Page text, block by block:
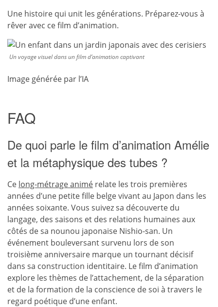
Une histoire qui unit les générations. Préparez-vous à
rêver avec ce film d’animation.
Un voyage visuel dans un film d’animation captivant
Image générée par l’IA
FAQ
De quoi parle le film d’animation Amélie
et la métaphysique des tubes ?
Ce long-métrage animé relate les trois premières
années d’une petite fille belge vivant au Japon dans les
années soixante. Vous suivez sa découverte du
langage, des saisons et des relations humaines aux
côtés de sa nounou japonaise Nishio-san. Un
événement bouleversant survenu lors de son
troisième anniversaire marque un tournant décisif
dans sa construction identitaire. Le film d’animation
explore les thèmes de l’attachement, de la séparation
et de la formation de la conscience de soi à travers le
regard poétique d’une enfant.